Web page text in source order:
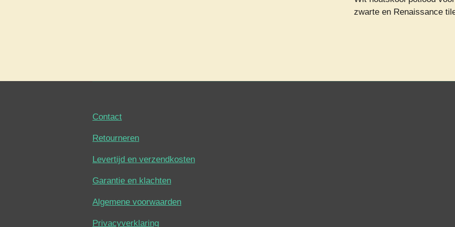
zwarte en Renaissance
Contact
Retourneren
Levertijd en verzendkosten
Garantie en klachten
Algemene voorwaarden
Privacyverklaring